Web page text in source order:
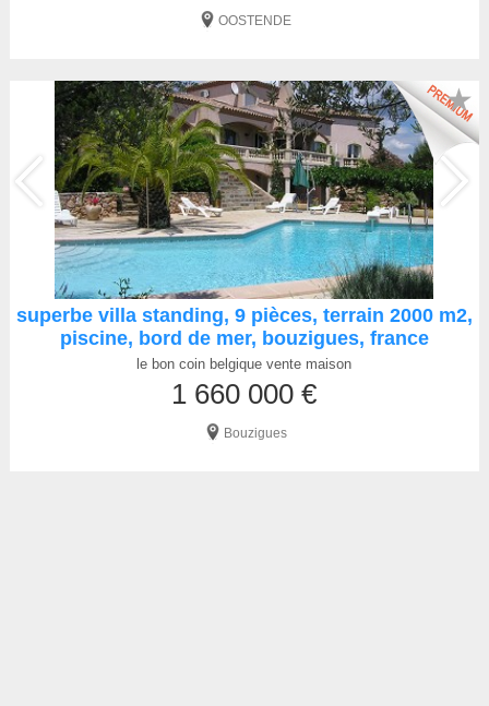
OOSTENDE
superbe villa standing, 9 pièces, terrain 2000 m2,
piscine, bord de mer, bouzigues, france
le bon coin belgique vente maison
1 660 000 €
Bouzigues
★